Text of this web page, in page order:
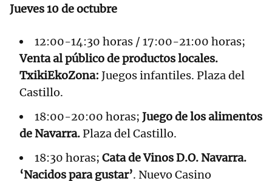
Jueves 10 de octubre
12:00-14:30 horas / 17:00-21:00 horas;
Venta al público de productos locales.
TxikiEkoZona: Juegos infantiles. Plaza del
Castillo.
18:00-20:00 horas; Juego de los alimentos
de Navarra.Plaza del Castillo.
18:30 horas; Cata de Vinos D.O. Navarra.
‘Nacidos para gustar’. Nuevo Casino